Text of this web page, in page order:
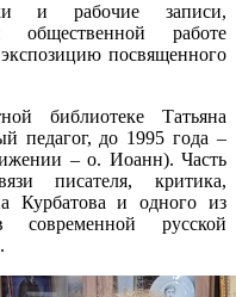
и рабочие записи,
общественной работе
посвященного
библиотеке Татьяна
педагог, до 1995 года –
– о. Иоанн). Часть
писателя, критика,
Курбатова и одного из
современной русской